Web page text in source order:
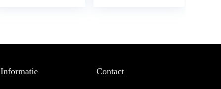
Informatie Contact